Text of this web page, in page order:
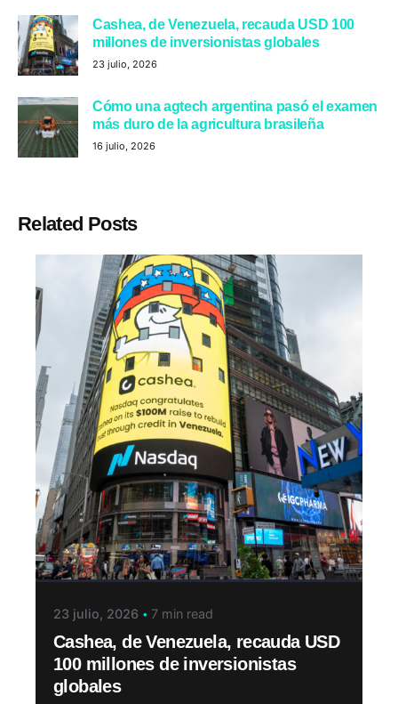
Cashea, de Venezuela, recauda USD 100
millones de inversionistas globales
23 julio, 2026
Cómo una agtech argentina pasó el examen
más duro de la agricultura brasileña
16 julio, 2026
Related Posts
23 julio, 2026 7 min read
Cashea, de Venezuela, recauda USD
100 millones de inversionistas
globales